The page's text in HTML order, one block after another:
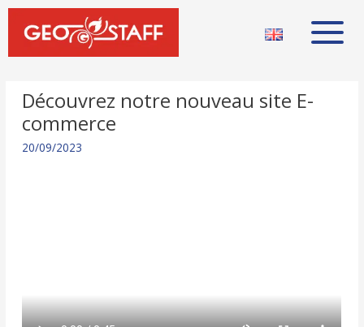
Découvrez notre nouveau site E-
commerce
20/09/2023